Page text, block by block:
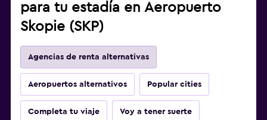
para tu estadía en Aeropuerto
Skopie (SKP)
Agencias de renta alternativas
Aeropuertos alternativos Popular cities
Completa tu viaje Voy a tener suerte